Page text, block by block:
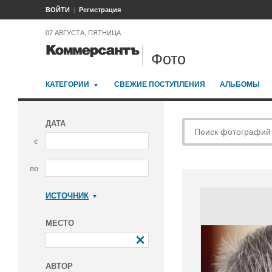
ВОЙТИ Регистрация
07 АВГУСТА, ПЯТНИЦА
Фото
КАТЕГОРИИ СВЕЖИЕ ПОСТУПЛЕНИЯ АЛЬБОМЫ
ДАТА
с
по
ИСТОЧНИК
МЕСТО
АВТОР